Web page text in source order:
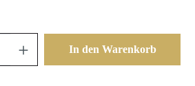
In den Warenkorb